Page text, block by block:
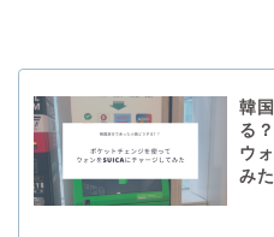
韓
る
ウ
みた